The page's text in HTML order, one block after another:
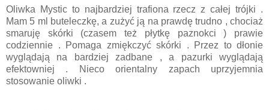
Oliwka Mystic to najbardziej trafiona rzecz z całej trójki .
Mam 5 ml buteleczkę, a zużyć ją na prawdę trudno , chociaż
smaruję skórki (czasem też płytkę paznokci ) prawie
codziennie . Pomaga zmiękczyć skórki . Przez to dłonie
wyglądają na bardziej zadbane , a pazurki wyglądają
efektowniej . Nieco orientalny zapach uprzyjemnia
stosowanie oliwki .